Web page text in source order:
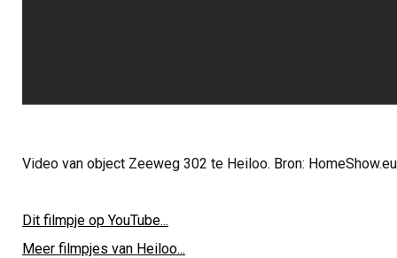
Video van object Zeeweg 302 te Heiloo. Bron: HomeShow.eu
Dit filmpje op YouTube...
Meer filmpjes van Heiloo...